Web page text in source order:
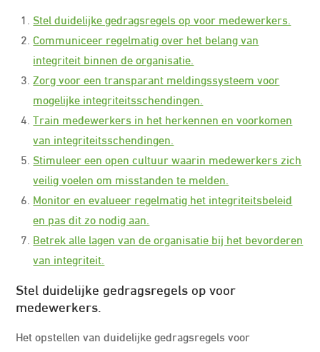
Stel duidelijke gedragsregels op voor medewerkers.
Communiceer regelmatig over het belang van
integriteit binnen de organisatie.
Zorg voor een transparant meldingssysteem voor
mogelijke integriteitsschendingen.
Train medewerkers in het herkennen en voorkomen
van integriteitsschendingen.
Stimuleer een open cultuur waarin medewerkers zich
veilig voelen om misstanden te melden.
Monitor en evalueer regelmatig het integriteitsbeleid
en pas dit zo nodig aan.
Betrek alle lagen van de organisatie bij het bevorderen
van integriteit.
Stel duidelijke gedragsregels op voor
medewerkers.
Het opstellen van duidelijke gedragsregels voor